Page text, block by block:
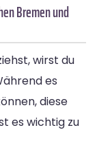
Bremen und
wirst du
es
diese
es wichtig zu